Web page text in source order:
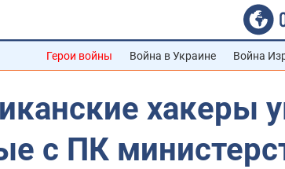
Герои войны Война в Украине Война
хакеры
с ПК